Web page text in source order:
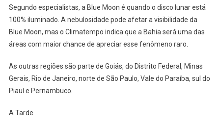
Segundo especialistas, a Blue Moon é quando o disco lunar está
100% iluminado. A nebulosidade pode afetar a visibilidade da
Blue Moon, mas o Climatempo indica que a Bahia será uma das
áreas com maior chance de apreciar esse fenômeno raro.
As outras regiões são parte de Goiás, do Distrito Federal, Minas
Gerais, Rio de Janeiro, norte de São Paulo, Vale do Paraíba, sul do
Piauí e Pernambuco.
A Tarde